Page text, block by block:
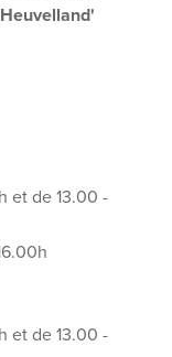
et de 13.00 -
et de 13.00 -